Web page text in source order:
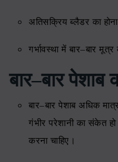
अतिसक्रिय ब्लैडर का
गर्भावस्था में बार–बार
बार–बार पेशाब
बार–बार पेशाब अधिक
गंभीर परेशानी का संकेत
करना चाहिए।